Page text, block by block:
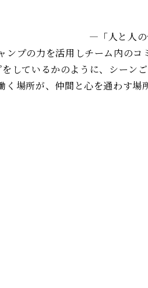
―「人と人の
ンプの力を活用しチーム内のコ
しているかのように、シーン
く場所が、仲間と心を通わす場